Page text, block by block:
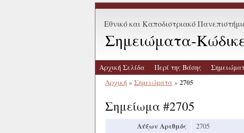
Εθνικό και Καποδιστριακό
Σημειώματα-
Αρχική Σελίδα Περί της Βάσης
Αρχική » Σημειώματα » 2705
Σημείωμα #2705
Αύξων Αριθμός 2705